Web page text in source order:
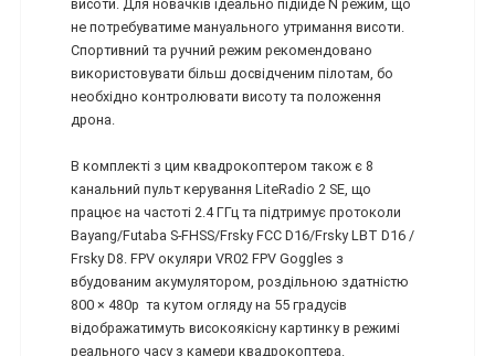
висоти. Для новачків ідеально підійде N режим, що
не потребуватиме мануального утримання висоти.
Спортивний та ручний режим рекомендовано
використовувати більш досвідченим пілотам, бо
необхідно контролювати висоту та положення
дрона.
В комплекті з цим квадрокоптером також є 8
канальний пульт керування LiteRadio 2 SE, що
працює на частоті 2.4 ГГц та підтримує протоколи
Bayang/Futaba S-FHSS/Frsky FCC D16/Frsky LBT D16 /
Frsky D8. FPV окуляри VR02 FPV Goggles з
вбудованим акумулятором, роздільною здатністю
800 × 480p та кутом огляду на 55 градусів
відображатимуть високоякісну картинку в режимі
реального часу з камери квадрокоптера.